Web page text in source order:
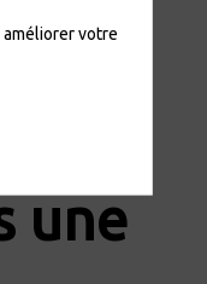
une
votre